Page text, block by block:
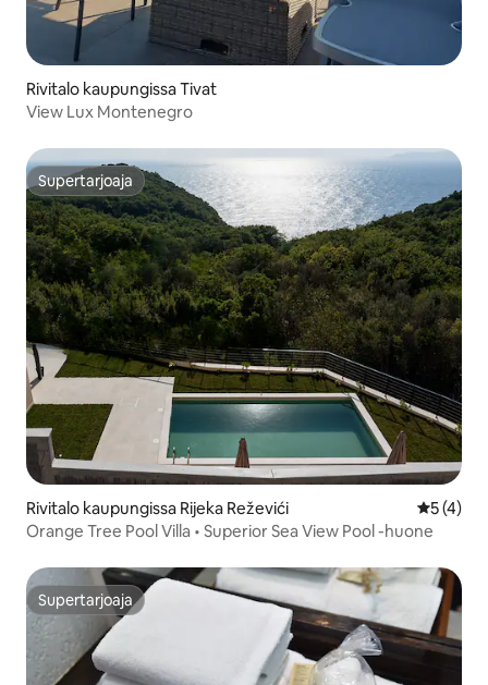
Rivitalo kaupungissa Tivat
View Lux Montenegro
Supertarjoaja
Supertarjoaja
Rivitalo kaupungissa Rijeka Reževići
5 (4)
Orange Tree Pool Villa • Superior Sea View Pool -huone
Supertarjoaja
Supertarjoaja